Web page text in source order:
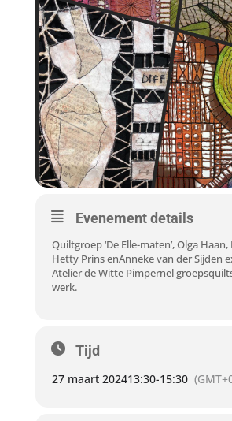
Evenement details
Quiltgroep ‘De Elle-maten’, Olga
Hetty Prins enAnneke van der Sijden
Atelier de Witte Pimpernel
werk.
Tijd
27 maart 202413:30-15:30